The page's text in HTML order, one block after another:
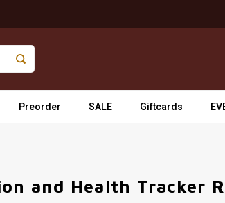
Preorder SALE Giftcards
and Health Tracker